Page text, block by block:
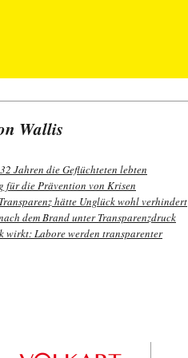
Wallis
Jahren die Geflüchteten lebten
für die Prävention von Krisen
hätte Unglück wohl verhindert
dem Brand unter Transparenzdruck
wirkt: Labore werden transparenter